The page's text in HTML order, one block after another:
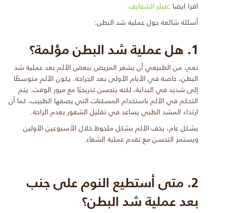
اقرا ايضا :فيلر الشفايف
أسئلة شائعة حول عملية شد البطن:
1. هل عملية شد البطن مؤلمة؟
نعم، من الطبيعي أن يشعر المريض ببعض الألم بعد عملية شد
البطن، خاصة في الأيام الأولى بعد الجراحة. يكون الألم متوسطًا
إلى شديد في البداية، لكنه يتحسن تدريجيًا مع مرور الوقت. يتم
التحكم في الألم باستخدام المسكنات التي يصفها الطبيب، كما أن
ارتداء المشد الطبي يساعد في تقليل الشعور بعدم الراحة.
بشكل عام، يخف الألم بشكل ملحوظ خلال الأسبوعين الأولين
ويستمر التحسن مع تقدم عملية الشفاء.
2. متى أستطيع النوم على جنب
بعد عملية شد البطن؟